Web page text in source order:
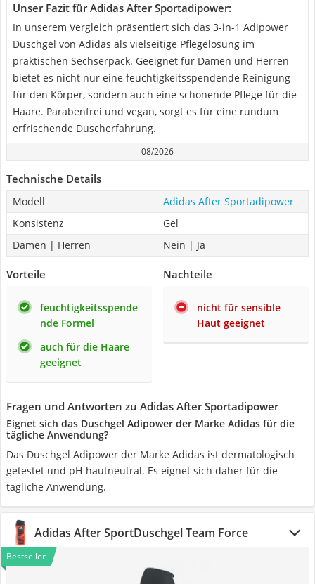
Unser Fazit für Adidas After Sportadipower:
In unserem Vergleich präsentiert sich das 3-in-1 Adipower
Duschgel von Adidas als vielseitige Pflegelösung im
praktischen Sechserpack. Geeignet für Damen und Herren
bietet es nicht nur eine feuchtigkeitsspendende Reinigung
für den Körper, sondern auch eine schonende Pflege für die
Haare. Parabenfrei und vegan, sorgt es für eine rundum
erfrischende Duscherfahrung.
08/2026
Technische Details
Modell
Adidas After Sportadipower
Konsistenz
Gel
Damen | Herren
Nein | Ja
Vorteile
feuchtigkeitsspende
nde Formel
auch für die Haare
geeignet
Nachteile
nicht für sensible
Haut geeignet
Fragen und Antworten zu Adidas After Sportadipower
Eignet sich das Duschgel Adipower der Marke Adidas für die
tägliche Anwendung?
Das Duschgel Adipower der Marke Adidas ist dermatologisch
getestet und pH-hautneutral. Es eignet sich daher für die
tägliche Anwendung.
Adidas After SportDuschgel Team Force
Bestseller